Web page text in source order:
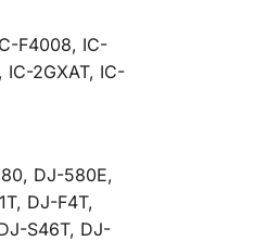
F4008, IC-
IC-2GXAT, IC-
DJ-580E,
DJ-F4T,
S46T, DJ-